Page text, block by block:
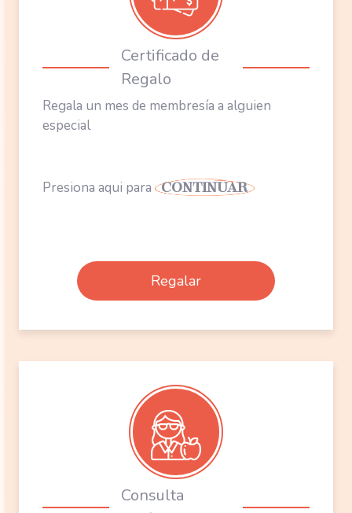
Regala un mes de membresía a alguien
especial
Presiona aqui para CONTINUAR
Regalar